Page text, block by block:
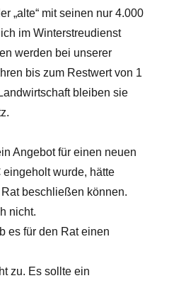
„alte“ mit seinen nur 4.000
im Winterstreudienst
werden bei unserer
bis zum Restwert von 1
bleiben sie
Angebot für einen neuen
wurde, hätte
beschließen können.
nicht.
es für den Rat einen
zu. Es sollte ein